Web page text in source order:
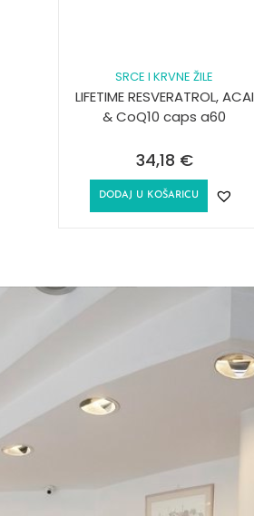
SRCE I KRVNE ŽILE
LIFETIME RESVERATROL, ACAI
& CoQ10 caps a60
34,18 €
DODAJ U KOŠARICU